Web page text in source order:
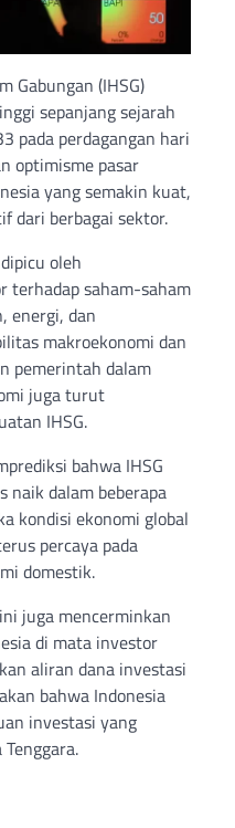
Gabungan (IHSG)
sepanjang sejarah
pada perdagangan hari
optimisme pasar
yang semakin kuat,
dari berbagai sektor.
oleh
terhadap saham-saham
energi, dan
makroekonomi dan
pemerintah dalam
juga turut
IHSG.
bahwa IHSG
naik dalam beberapa
kondisi ekonomi global
percaya pada
domestik.
juga mencerminkan
di mata investor
aliran dana investasi
bahwa Indonesia
investasi yang